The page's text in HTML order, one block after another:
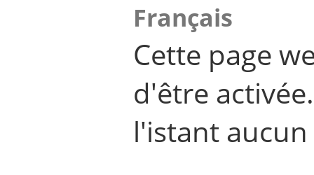
Français
Cette page
d'être
l'istant